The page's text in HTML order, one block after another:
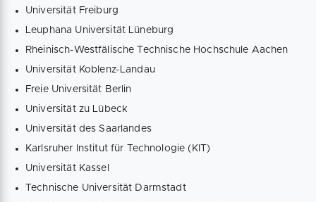
Universität Freiburg
Leuphana Universität Lüneburg
Rheinisch-Westfälische Technische Hochschule Aachen
Universität Koblenz-Landau
Freie Universität Berlin
Universität zu Lübeck
Universität des Saarlandes
Karlsruher Institut für Technologie (KIT)
Universität Kassel
Technische Universität Darmstadt